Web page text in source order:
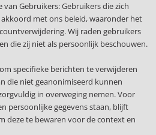
van Gebruikers: Gebruikers die zich
met ons beleid, waaronder het
Wij raden gebruikers
die zij niet als persoonlijk beschouwen.
specifieke berichten te verwijderen
die niet geanonimiseerd kunnen
in overweging nemen. Voor
persoonlijke gegevens staan, blijft
deze te bewaren voor de context en